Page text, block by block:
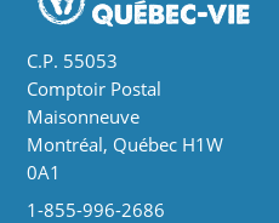
C.P. 55053
Comptoir Postal
Maisonneuve
Montréal, Québec H1W
0A1
1-855-996-2686